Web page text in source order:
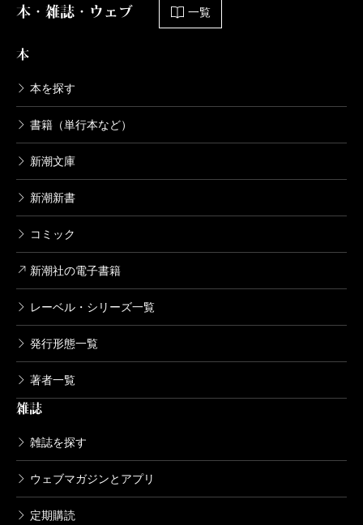
本・雑誌・ウェブ 一覧
本
本を探す
書籍（単行本など）
新潮文庫
新潮新書
コミック
新潮社の電子書籍
レーベル・シリーズ一覧
発行形態一覧
著者一覧
雑誌
雑誌を探す
ウェブマガジンとアプリ
定期購読